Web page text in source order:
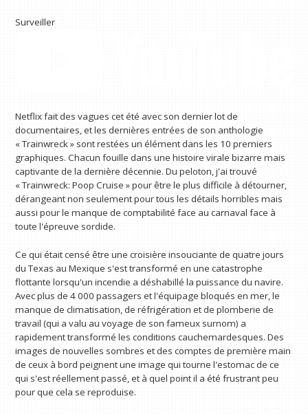
Surveiller
Netflix fait des vagues cet été avec son dernier lot de
documentaires, et les dernières entrées de son anthologie
« Trainwreck » sont restées un élément dans les 10 premiers
graphiques. Chacun fouille dans une histoire virale bizarre mais
captivante de la dernière décennie. Du peloton, j'ai trouvé
« Trainwreck: Poop Cruise » pour être le plus difficile à détourner,
dérangeant non seulement pour tous les détails horribles mais
aussi pour le manque de comptabilité face au carnaval face à
toute l'épreuve sordide.
Ce qui était censé être une croisière insouciante de quatre jours
du Texas au Mexique s'est transformé en une catastrophe
flottante lorsqu'un incendie a déshabillé la puissance du navire.
Avec plus de 4 000 passagers et l'équipage bloqués en mer, le
manque de climatisation, de réfrigération et de plomberie de
travail (qui a valu au voyage de son fameux surnom) a
rapidement transformé les conditions cauchemardesques. Des
images de nouvelles sombres et des comptes de première main
de ceux à bord peignent une image qui tourne l'estomac de ce
qui s'est réellement passé, et à quel point il a été frustrant peu
pour que cela se reproduise.